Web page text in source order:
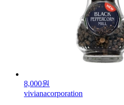
8,000원
vivianacorporation